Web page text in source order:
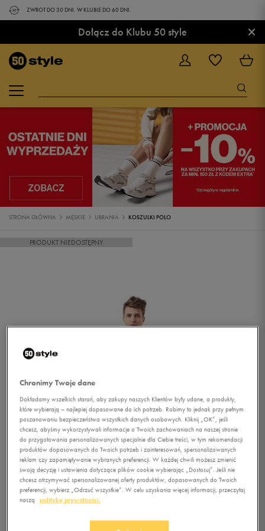
ZWROT DO 30 DNI. W KLUBIE DO 60 DNI.
Dołącz do Klubu 50 style ×
STRONA GŁÓWNA MĘSKIE UBRANIA KOSZULKI POLO
PRODUKT NIEDOSTĘPNY
1/5
Chronimy Twoje dane
Dokładamy wszelkich starań, aby zakupy naszych Klientów były udane, a produkty,
które wybierają – najlepiej dopasowane do ich potrzeb. Robimy to jednak przy pełnym
poszanowaniu bezpieczeństwa wszystkich danych osobowych. Kliknij „OK”, jeśli
chcesz, abyśmy wykorzystywali informacje o Twoich zachowaniach na naszej stronie
do przygotowania personalizowanych specjalnie dla Ciebie treści, w tym rekomendacji
produktów dopasowanych do Twoich potrzeb i zainteresowań, spersonalizowanych
reklam czy zapamiętywanie wybranych preferencji. W każdej chwili możesz zmienić
swoją decyzję i ustawienia dotyczące plików cookie wybierając „Dostosuj”. Jeśli nie
chcesz otrzymywać spersonalizowanej oferty produktów, dopasowanych do Twoich
preferencji, wybierz „Odrzuć wszystkie”. W celu uzyskania więcej informacji, przeczytaj
naszą
politykę prywatności.